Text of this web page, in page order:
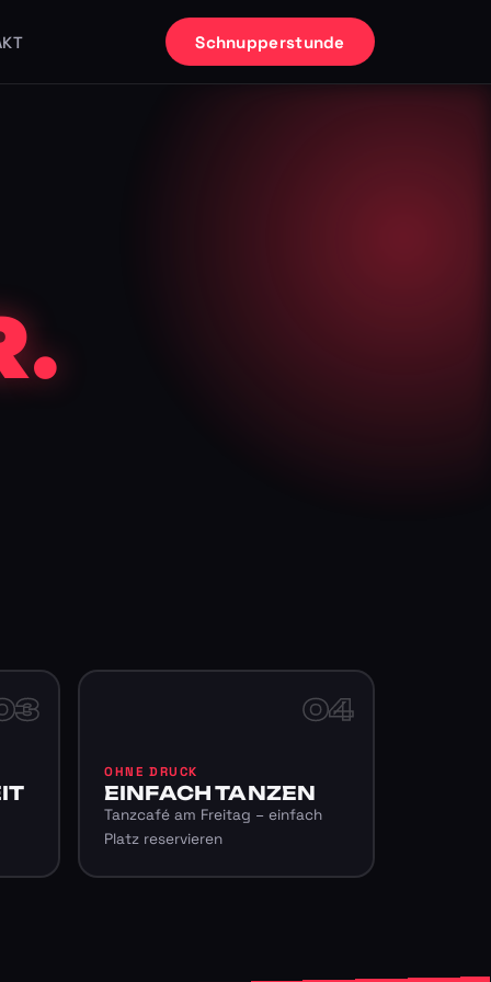
Schnupperstunde
04
OHNE DRUCK
EINFACH TANZEN
Tanzcafé am Freitag – einfach
Platz reservieren